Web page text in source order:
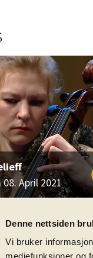
Denne nettsiden
Vi bruker
April 2021